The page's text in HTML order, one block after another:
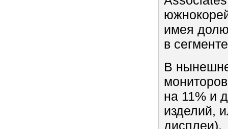
имея
в
В
на 11% и
изделий,
дисплеи).